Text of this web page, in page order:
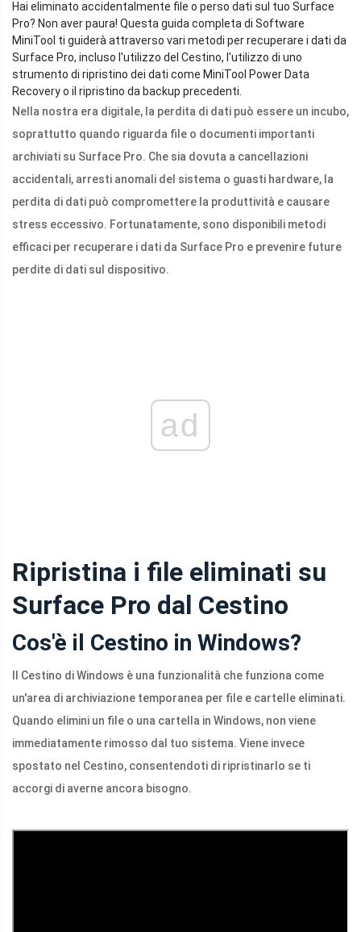
Hai eliminato accidentalmente file o perso dati sul tuo Surface
Pro? Non aver paura! Questa guida completa di Software
MiniTool ti guiderà attraverso vari metodi per recuperare i dati da
Surface Pro, incluso l'utilizzo del Cestino, l'utilizzo di uno
strumento di ripristino dei dati come MiniTool Power Data
Recovery o il ripristino da backup precedenti.
Nella nostra era digitale, la perdita di dati può essere un incubo,
soprattutto quando riguarda file o documenti importanti
archiviati su Surface Pro. Che sia dovuta a cancellazioni
accidentali, arresti anomali del sistema o guasti hardware, la
perdita di dati può compromettere la produttività e causare
stress eccessivo. Fortunatamente, sono disponibili metodi
efficaci per recuperare i dati da Surface Pro e prevenire future
perdite di dati sul dispositivo.
ad
Ripristina i file eliminati su
Surface Pro dal Cestino
Cos'è il Cestino in Windows?
Il Cestino di Windows è una funzionalità che funziona come
un'area di archiviazione temporanea per file e cartelle eliminati.
Quando elimini un file o una cartella in Windows, non viene
immediatamente rimosso dal tuo sistema. Viene invece
spostato nel Cestino, consentendoti di ripristinarlo se ti
accorgi di averne ancora bisogno.